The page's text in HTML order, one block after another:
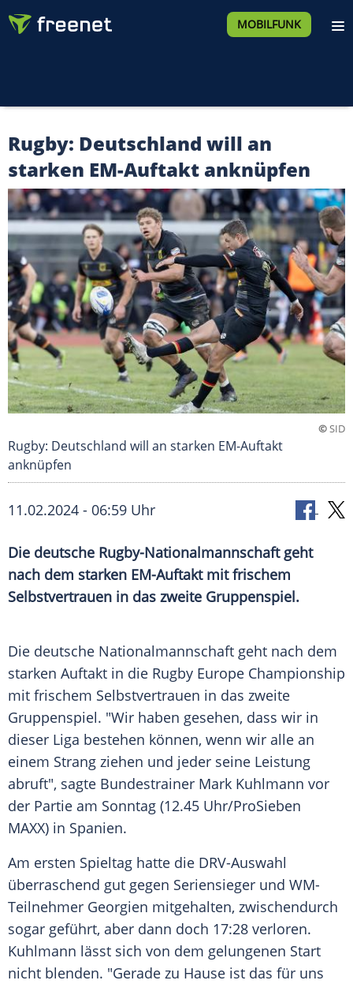
MOBILFUNK
Rugby: Deutschland will an
starken EM-Auftakt anknüpfen
©SID
Rugby: Deutschland will an starken EM-Auftakt
anknüpfen
11.02.2024 - 06:59 Uhr
Die deutsche Rugby-Nationalmannschaft geht
nach dem starken EM-Auftakt mit frischem
Selbstvertrauen in das zweite Gruppenspiel.
Die deutsche Nationalmannschaft geht nach dem
starken Auftakt in die Rugby Europe Championship
mit frischem Selbstvertrauen in das zweite
Gruppenspiel. "Wir haben gesehen, dass wir in
dieser Liga bestehen können, wenn wir alle an
einem Strang ziehen und jeder seine Leistung
abruft", sagte Bundestrainer Mark Kuhlmann vor
der Partie am Sonntag (12.45 Uhr/ProSieben
MAXX) in Spanien.
Am ersten Spieltag hatte die DRV-Auswahl
überraschend gut gegen Seriensieger und WM-
Teilnehmer Georgien mitgehalten, zwischendurch
sogar geführt, aber dann doch 17:28 verloren.
Kuhlmann lässt sich von dem gelungenen Start
nicht blenden. "Gerade zu Hause ist das für uns